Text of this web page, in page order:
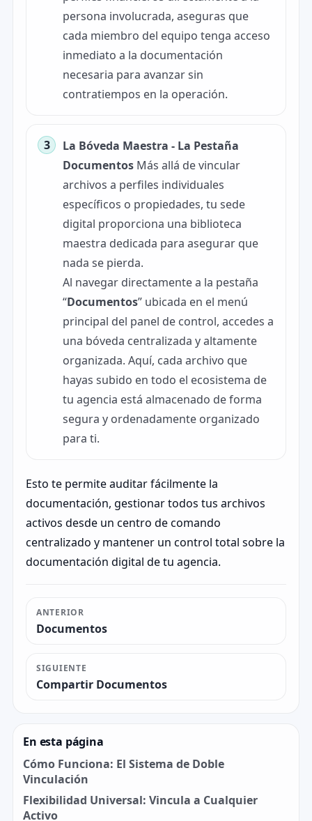
persona involucrada, aseguras que
cada miembro del equipo tenga acceso
inmediato a la documentación
necesaria para avanzar sin
contratiempos en la operación.
La Bóveda Maestra - La Pestaña
Documentos Más allá de vincular
archivos a perfiles individuales
específicos o propiedades, tu sede
digital proporciona una biblioteca
maestra dedicada para asegurar que
nada se pierda.
Al navegar directamente a la pestaña
“Documentos” ubicada en el menú
principal del panel de control, accedes a
una bóveda centralizada y altamente
organizada. Aquí, cada archivo que
hayas subido en todo el ecosistema de
tu agencia está almacenado de forma
segura y ordenadamente organizado
para ti.
Esto te permite auditar fácilmente la
documentación, gestionar todos tus archivos
activos desde un centro de comando
centralizado y mantener un control total sobre la
documentación digital de tu agencia.
ANTERIOR
Documentos
SIGUIENTE
Compartir Documentos
En esta página
Cómo Funciona: El Sistema de Doble
Vinculación
Flexibilidad Universal: Vincula a Cualquier
Activo